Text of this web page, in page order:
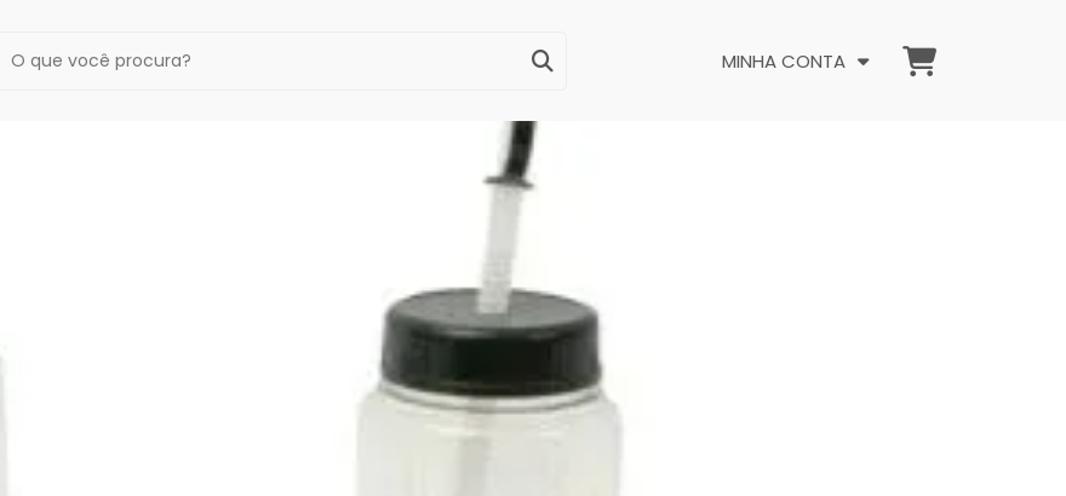
MINHA CONTA